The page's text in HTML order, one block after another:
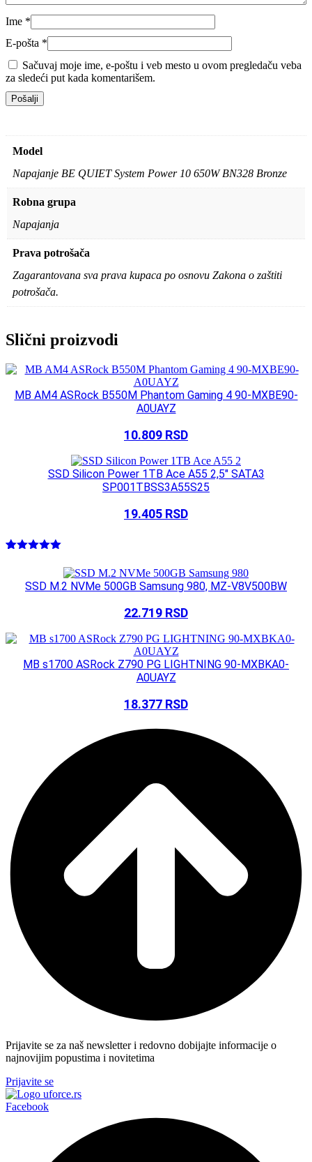
Ime *
E-pošta *
Sačuvaj moje ime, e-poštu i veb mesto u ovom pregledaču veba
za sledeći put kada komentarišem.
Model
Napajanje BE QUIET System Power 10 650W BN328 Bronze
Robna grupa
Napajanja
Prava potrošača
Zagarantovana sva prava kupaca po osnovu Zakona o zaštiti
potrošača.
Slični proizvodi
MB AM4 ASRock B550M Phantom Gaming 4 90-MXBE90-
A0UAYZ
10.809 RSD
SSD Silicon Power 1TB Ace A55 2,5″ SATA3
SP001TBSS3A55S25
19.405 RSD
na osnovu
oceneSSD M.2 NVMe 500GB Samsung 980, MZ-V8V500BW
22.719 RSD
MB s1700 ASRock Z790 PG LIGHTNING 90-MXBKA0-
A0UAYZ
18.377 RSD
Prijavite se za naš newsletter i redovno dobijajte informacije o
najnovijim popustima i novitetima
Prijavite se
Facebook